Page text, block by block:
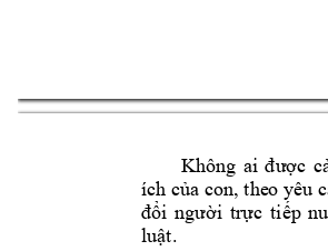
Không ai được
ích của con, theo yêu
đổi người trực tiếp
luật.